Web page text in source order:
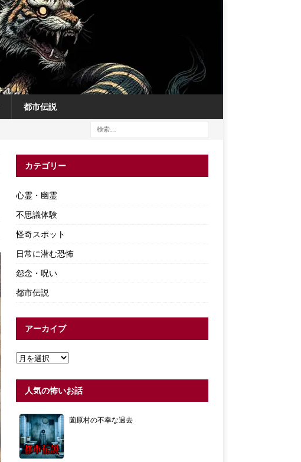
都市伝説
カテゴリー
心霊・幽霊
不思議体験
怪奇スポット
日常に潜む恐怖
怨念・呪い
都市伝説
アーカイブ
人気の怖いお話
薗原村の不幸な過去